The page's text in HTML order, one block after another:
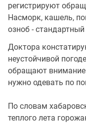
регистрируют
Насморк, кашель,
озноб -
Доктора
неустойчивой
обращают внимание
нужно одевать по
По словам
теплого лета